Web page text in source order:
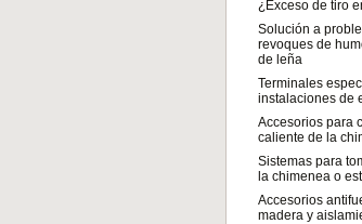
¿Exceso de tiro
Solución a
revoques de
de leña
Terminales
instalaciones de
Accesorios para
caliente de la
Sistemas para
la chimenea o
Accesorios
madera y